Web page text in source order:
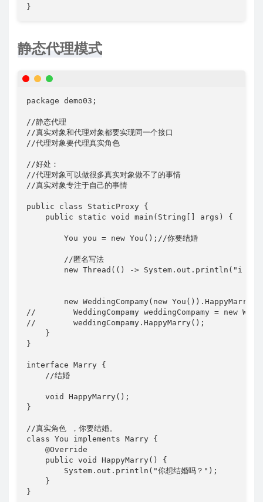
}
静态代理模式
package demo03;
//静态代理
//真实对象和代理对象都要实现同一个接口
//代理对象要代理真实角色
//好处：
//代理对象可以做很多真实对象做不了的事情
//真实对象专注于自己的事情
public class StaticProxy {
    public static void main(String[] args) {
        You you = new You();//你要结婚
        //匿名写法
new Thread(() -> System.out.println("i
new WeddingCompamy(new
//        WeddingCompamy weddingCompamy = new
//        weddingCompamy.HappyMarry();
    }
}
interface Marry {
    //结婚
    void HappyMarry();
}
//真实角色 ，你要结婚。
class You implements Marry {
    @Override
    public void HappyMarry() {
        System.out.println("你想结婚吗？");
    }
}